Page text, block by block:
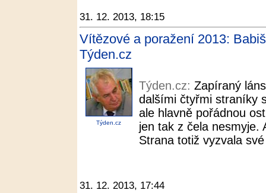
31. 12. 2013, 18:15
Vítězové a poražení 2013:
Týden.cz
Týden.cz
Týden.cz: Zapíraný
dalšími čtyřmi straníky
ale hlavně pořádnou
jen tak z čela nesmyje.
Strana totiž vyzvala
31. 12. 2013, 17:44